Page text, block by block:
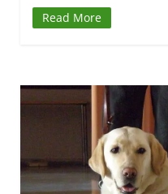
Read More